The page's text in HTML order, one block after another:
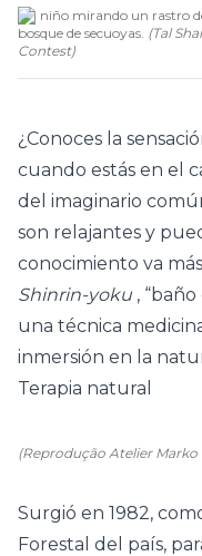
Un niño mirando un rastro
bosque de secuoyas. (Tal
Contest)
¿Conoces la
cuando estás en el
del imaginario
son relajantes y
conocimiento va
Shinrin-yoku ,
una técnica
inmersión en la
Terapia natural
(Reprodução Atelier Marko
Surgió en 1982,
Forestal del país,